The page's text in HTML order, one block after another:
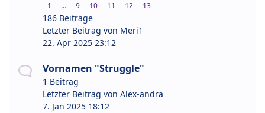
1 … 9 10 11 12 13
186 Beiträge
Letzter Beitrag von Meri1
22. Apr 2025 23:12
Vornamen "Struggle"
1 Beitrag
Letzter Beitrag von Alex-andra
7. Jan 2025 18:12